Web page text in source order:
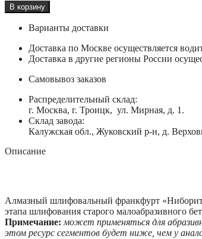
В корзину
Варианты доставки
Доставка по Москве осуществляется
Доставка в другие регионы России
Самовывоз заказов
Распределительный склад:
г. Москва, г. Троицк, ул. Мирная, д. 1.
Склад завода:
Калужская обл., Жуковский р-н, д.
Описание
Алмазный шлифовальный франкфурт
этапа шлифования старого малоабразивного
Примечание: может применяться для
этом ресурс сегментов будет ниже, чем у